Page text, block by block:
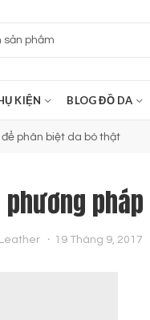
KIỆN BLOG ĐỒ DA
phân biệt da bò thật
19 Tháng 9, 2017